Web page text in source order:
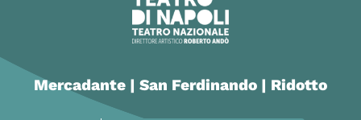
Mercadante | San Ferdinando | Ridotto